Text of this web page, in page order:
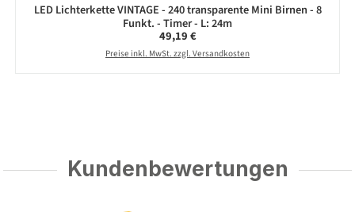
LED Lichterkette VINTAGE - 240 transparente Mini Birnen - 8
Funkt. - Timer - L: 24m
Regulärer Preis:
49,19 €
Preise inkl. MwSt. zzgl. Versandkosten
Kundenbewertungen